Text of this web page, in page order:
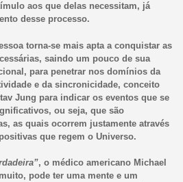
aos que delas necessitam, já
desse processo.
torna-se mais apta a conquistar as
saindo um pouco de sua
para penetrar nos domínios da
e da sincronicidade, conceito
Jung para indicar os eventos que se
ou seja, que são
as quais ocorrem justamente através
que regem o Universo.
, o médico americano Michael
pode ter uma mente e um